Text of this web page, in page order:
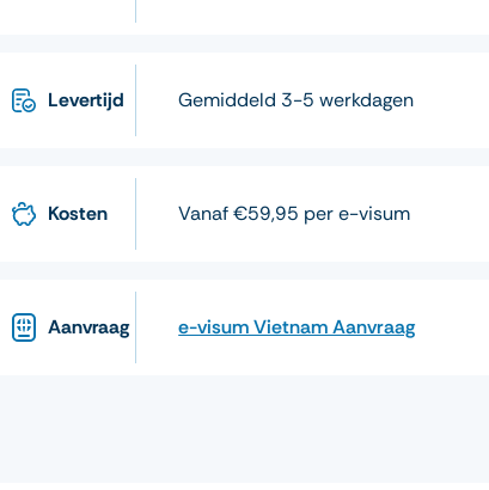
Levertijd Gemiddeld 3-5 werkdagen
Kosten Vanaf €59,95 per e-visum
Aanvraag e-visum Vietnam Aanvraag